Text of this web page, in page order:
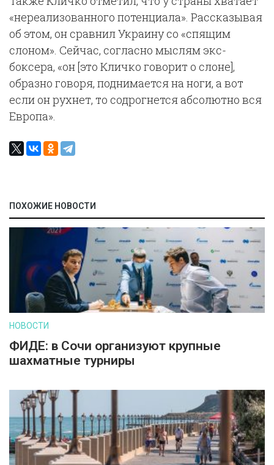
«нереализованного потенциала». Рассказывая
об этом, он сравнил Украину со «спящим
слоном». Сейчас, согласно мыслям экс-
боксера, «он [это Кличко говорит о слоне],
образно говоря, поднимается на ноги, а вот
если он рухнет, то содрогнется абсолютно вся
Европа».
ПОХОЖИЕ НОВОСТИ
НОВОСТИ
ФИДЕ: в Сочи организуют крупные
шахматные турниры